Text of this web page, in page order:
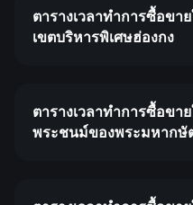
ตารางเวลาทำการซื้อข
เขตบริหารพิเศษฮ่องกง
ตารางเวลาทำการซื้อขา
พระชนม์ของพระมหากษัต